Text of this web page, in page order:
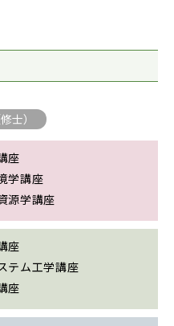
設
士）
座
学講座
源学講座
座
テム工学講座
座